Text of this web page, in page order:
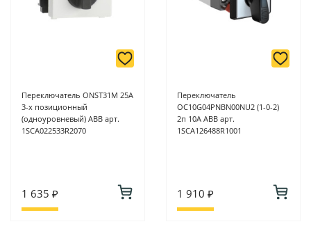
Переключатель ONST31M 25А
3-х позиционный
(одноуровневый) ABB арт.
1SCA022533R2070
1 635 ₽
Переключатель
OC10G04PNBN00NU2 (1-0-2)
2п 10А ABB арт.
1SCA126488R1001
1 910 ₽